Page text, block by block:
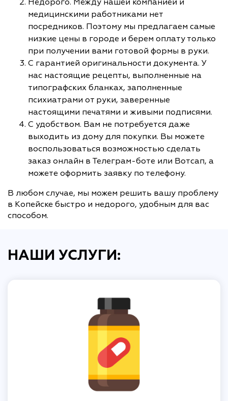
медицинскими работниками нет
посредников. Поэтому мы предлагаем самые
низкие цены в городе и берем оплату только
при получении вами готовой формы в руки.
С гарантией оригинальности документа. У
нас настоящие рецепты, выполненные на
типографских бланках, заполненные
психиатрами от руки, заверенные
настоящими печатями и живыми подписями.
С удобством. Вам не потребуется даже
выходить из дому для покупки. Вы можете
воспользоваться возможностью сделать
заказ онлайн в Телеграм-боте или Вотсап, а
можете оформить заявку по телефону.
В любом случае, мы можем решить вашу проблему
в Копейске быстро и недорого, удобным для вас
способом.
НАШИ УСЛУГИ: